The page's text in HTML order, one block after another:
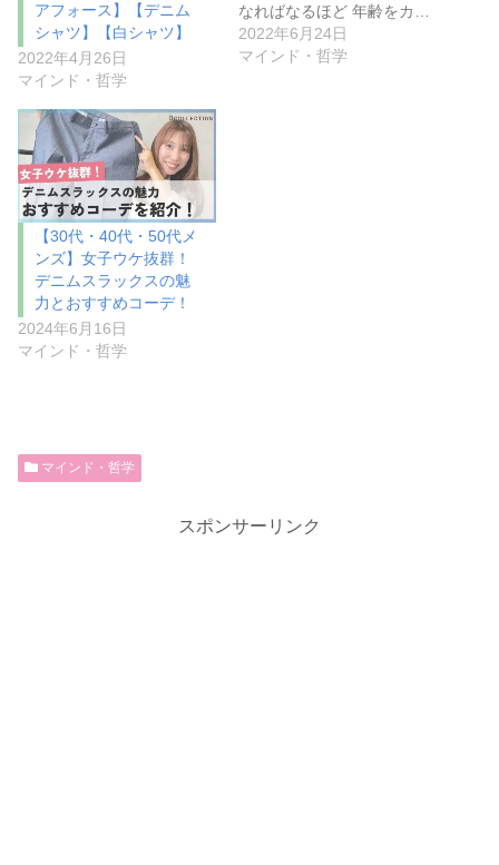
アフォース】【デニム
シャツ】【白シャツ】
2022年4月26日
マインド・哲学
なればなるほど 年齢をカ…
2022年6月24日
マインド・哲学
【30代・40代・50代メ
ンズ】女子ウケ抜群！
デニムスラックスの魅
力とおすすめコーデ！
2024年6月16日
マインド・哲学
マインド・哲学
スポンサーリンク